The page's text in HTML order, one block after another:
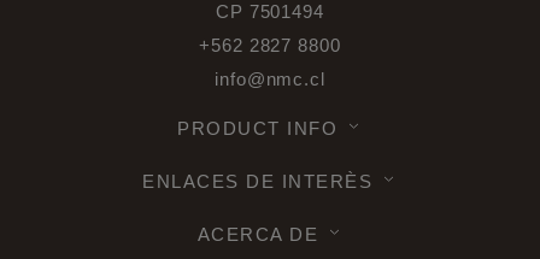
CP 7501494
+562 2827 8800
info@nmc.cl
PRODUCT INFO
ENLACES DE INTERÈS
ACERCA DE